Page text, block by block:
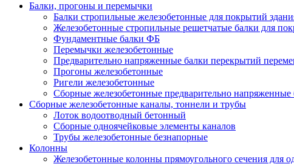
Балки, прогоны и перемычки
Балки стропильные железобетонные для покрытий
Железобетонные стропильные решетчатые балки для
Фундаментные балки ФБ
Перемычки железобетонные
Предварительно напряженные балки перекрытий
Прогоны железобетонные
Ригели железобетонные
Сборные железобетонные предварительно напряженные
Сборные железобетонные каналы, тоннели и трубы
Лоток водоотводный бетонный
Сборные одноячейковые элементы каналов
Трубы железобетонные безнапорные
Колонны
Железобетонные колонны прямоугольного сечения для